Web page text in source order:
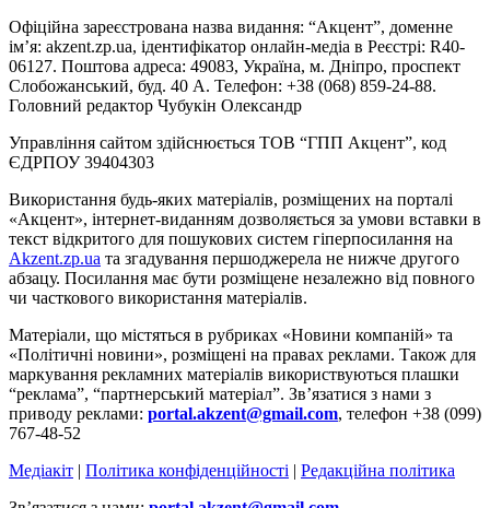
Офіційна зареєстрована назва видання: “Акцент”, доменне
ім’я: akzent.zp.ua, ідентифікатор онлайн-медіа в Реєстрі: R40-
06127. Поштова адреса: 49083, Україна, м. Дніпро, проспект
Слобожанський, буд. 40 А. Телефон: +38 (068) 859-24-88.
Головний редактор Чубукін Олександр
Управління сайтом здійснюється ТОВ “ГПП Акцент”, код
ЄДРПОУ 39404303
Використання будь-яких матеріалів, розміщених на порталі
«Акцент», інтернет-виданням дозволяється за умови вставки в
текст відкритого для пошукових систем гіперпосилання на
Akzent.zp.ua та згадування першоджерела не нижче другого
абзацу. Посилання має бути розміщене незалежно від повного
чи часткового використання матеріалів.
Матеріали, що містяться в рубриках «Новини компаній» та
«Політичні новини», розміщені на правах реклами. Також для
маркування рекламних матеріалів використвуються плашки
“реклама”, “партнерський матеріал”. Зв’язатися з нами з
приводу реклами: portal.akzent@gmail.com, телефон +38 (099)
767-48-52
Медіакіт | Політика конфіденційності | Редакційна політика